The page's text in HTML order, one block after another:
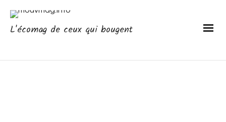
L'écomag de ceux qui bougent